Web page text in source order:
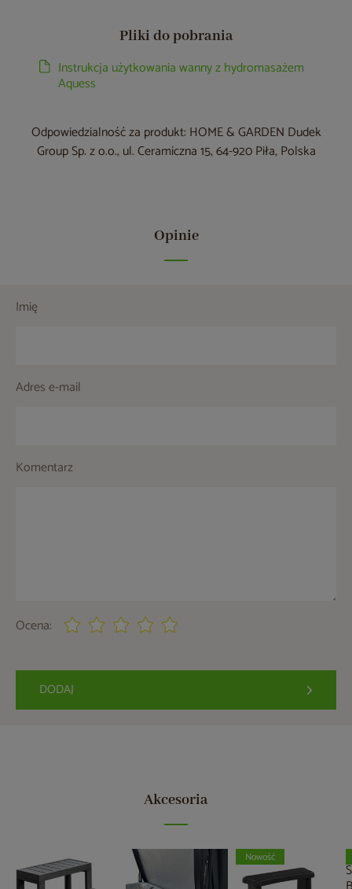
Pliki do pobrania
Instrukcja użytkowania wanny z hydromasażem
Aquess
Odpowiedzialność za produkt: HOME & GARDEN Dudek
Group Sp. z o.o., ul. Ceramiczna 15, 64-920 Piła, Polska
Opinie
Imię
Adres e-mail
Komentarz
Ocena:
DODAJ
Akcesoria
Nowość